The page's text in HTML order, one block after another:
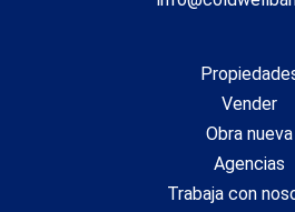
Vender
Obra nueva
Agencias
Trabaja con
Estas cookies son utilizadas para
sobre las preferencias y elecciones
a través de la observación
de navegación en el sitio web y
relacionada con el perfil de